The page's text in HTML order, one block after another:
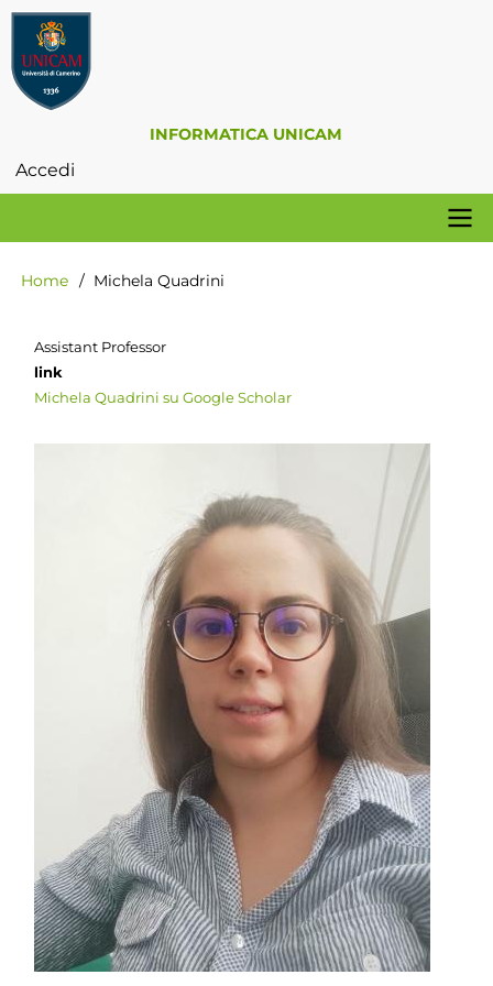
Salta
contenuto
principale
INFORMATICA UNICAM
Menu
profilo
Accedi
principale
Briciole
Home Michela Quadrini
Assistant Professor
link
Michela Quadrini su Google Scholar